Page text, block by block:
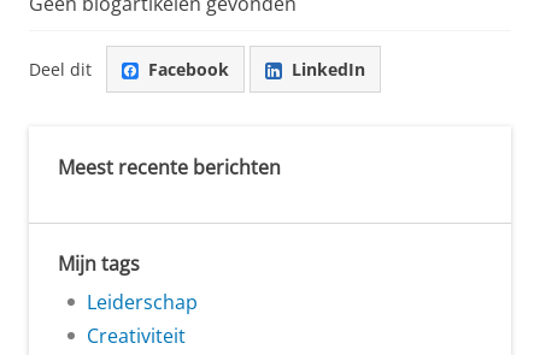
Deel dit Facebook LinkedIn
Meest recente berichten
Mijn tags
Leiderschap
Creativiteit